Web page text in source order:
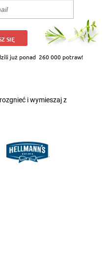
SIĘ
już ponad 260 000 potraw!
i wymieszaj z